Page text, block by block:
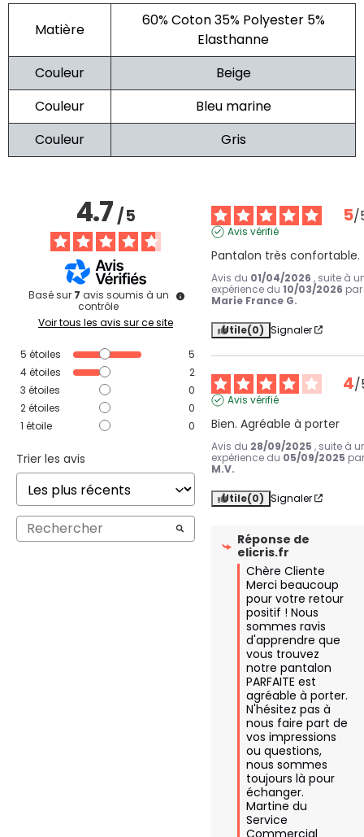
Matière
60% Coton 35% Polyester 5%
Elasthanne
Couleur
Beige
Couleur
Bleu marine
Couleur
Gris
4.7/5
Basé sur 7 avis soumis à un
contrôle
Voir tous les avis sur ce site
5 étoiles
5
4étoiles
2
3 étoiles
0
2étoiles
0
1 étoile 0
Trier les avis
5/
Avis vérifié
Pantalon très confortable.
Avis du 01/04/2026 , suite à
expérience du 10/03/2026 par
Marie France G.
Utile(0) Signaler
4/
Avis vérifié
Bien. Agréable à porter
Avis du 28/09/2025 , suite à
expérience du 05/09/2025 par
M.V.
Utile(0) Signaler
Réponse de
elicris.fr
Chère Cliente
Merci beaucoup
pour votre retour
positif ! Nous
sommes ravis
d'apprendre que
vous trouvez
notre pantalon
PARFAITE est
agréable à porter.
N'hésitez pas à
nous faire part de
vos impressions
ou questions,
nous sommes
toujours là pour
échanger.
Martine du
Service
Commercial